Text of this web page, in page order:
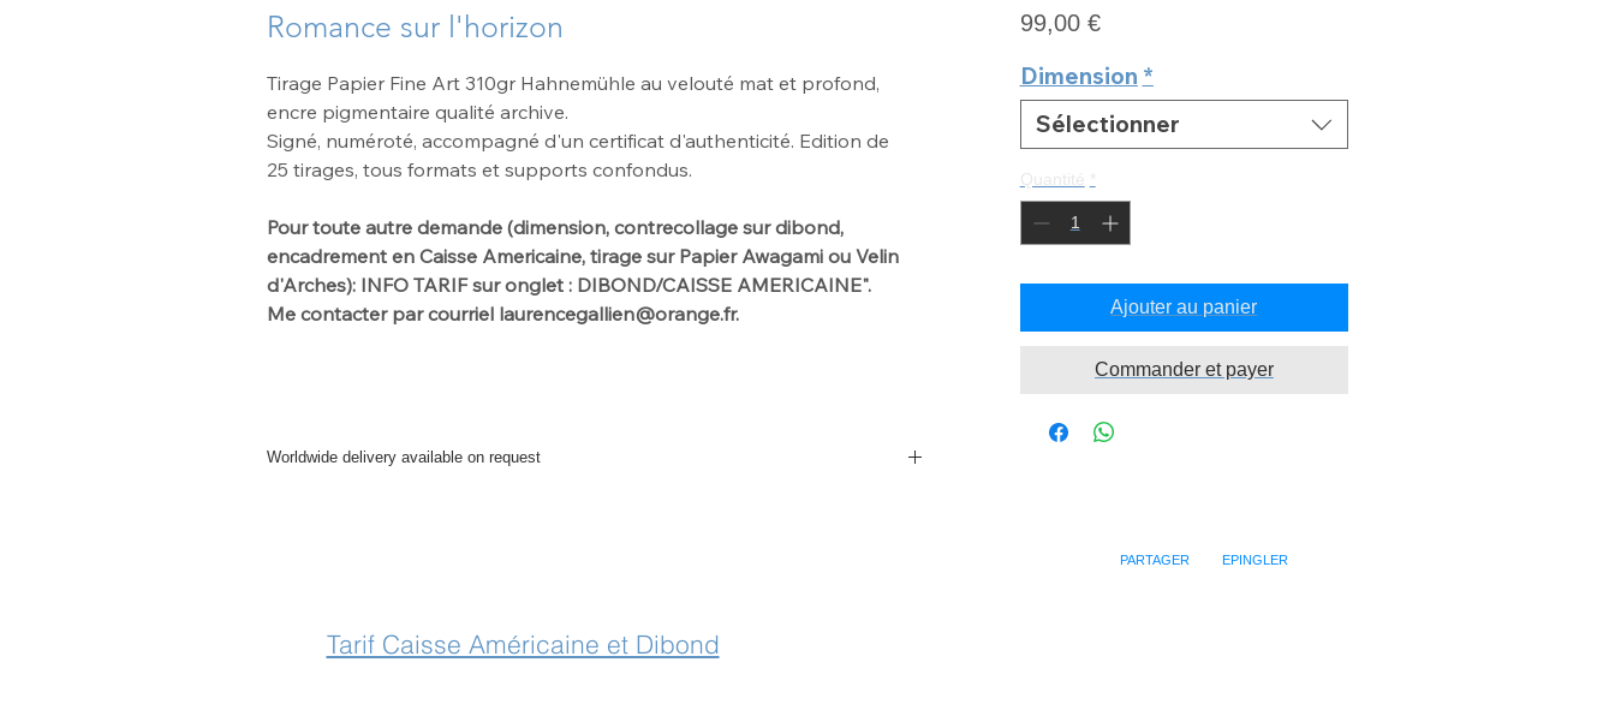
Romance sur l'horizon
Tirage Papier Fine Art 310gr Hahnemühle au velouté mat et profond,
encre pigmentaire qualité archive.
Signé, numéroté, accompagné d'un certificat d'authenticité. Edition de
25 tirages, tous formats et supports confondus.
Pour toute autre demande (dimension, contrecollage sur dibond,
encadrement en Caisse Americaine, tirage sur Papier Awagami ou Velin
d'Arches): INFO TARIF sur onglet : DIBOND/CAISSE AMERICAINE".
Me contacter par courriel laurencegallien@orange.fr.
Worldwide delivery available on request
99,00 €Prix
Dimension *
Sélectionner
Ajouter au panier
Commander et payer
PARTAGER EPINGLER
Tarif Caisse Américaine et Dibond